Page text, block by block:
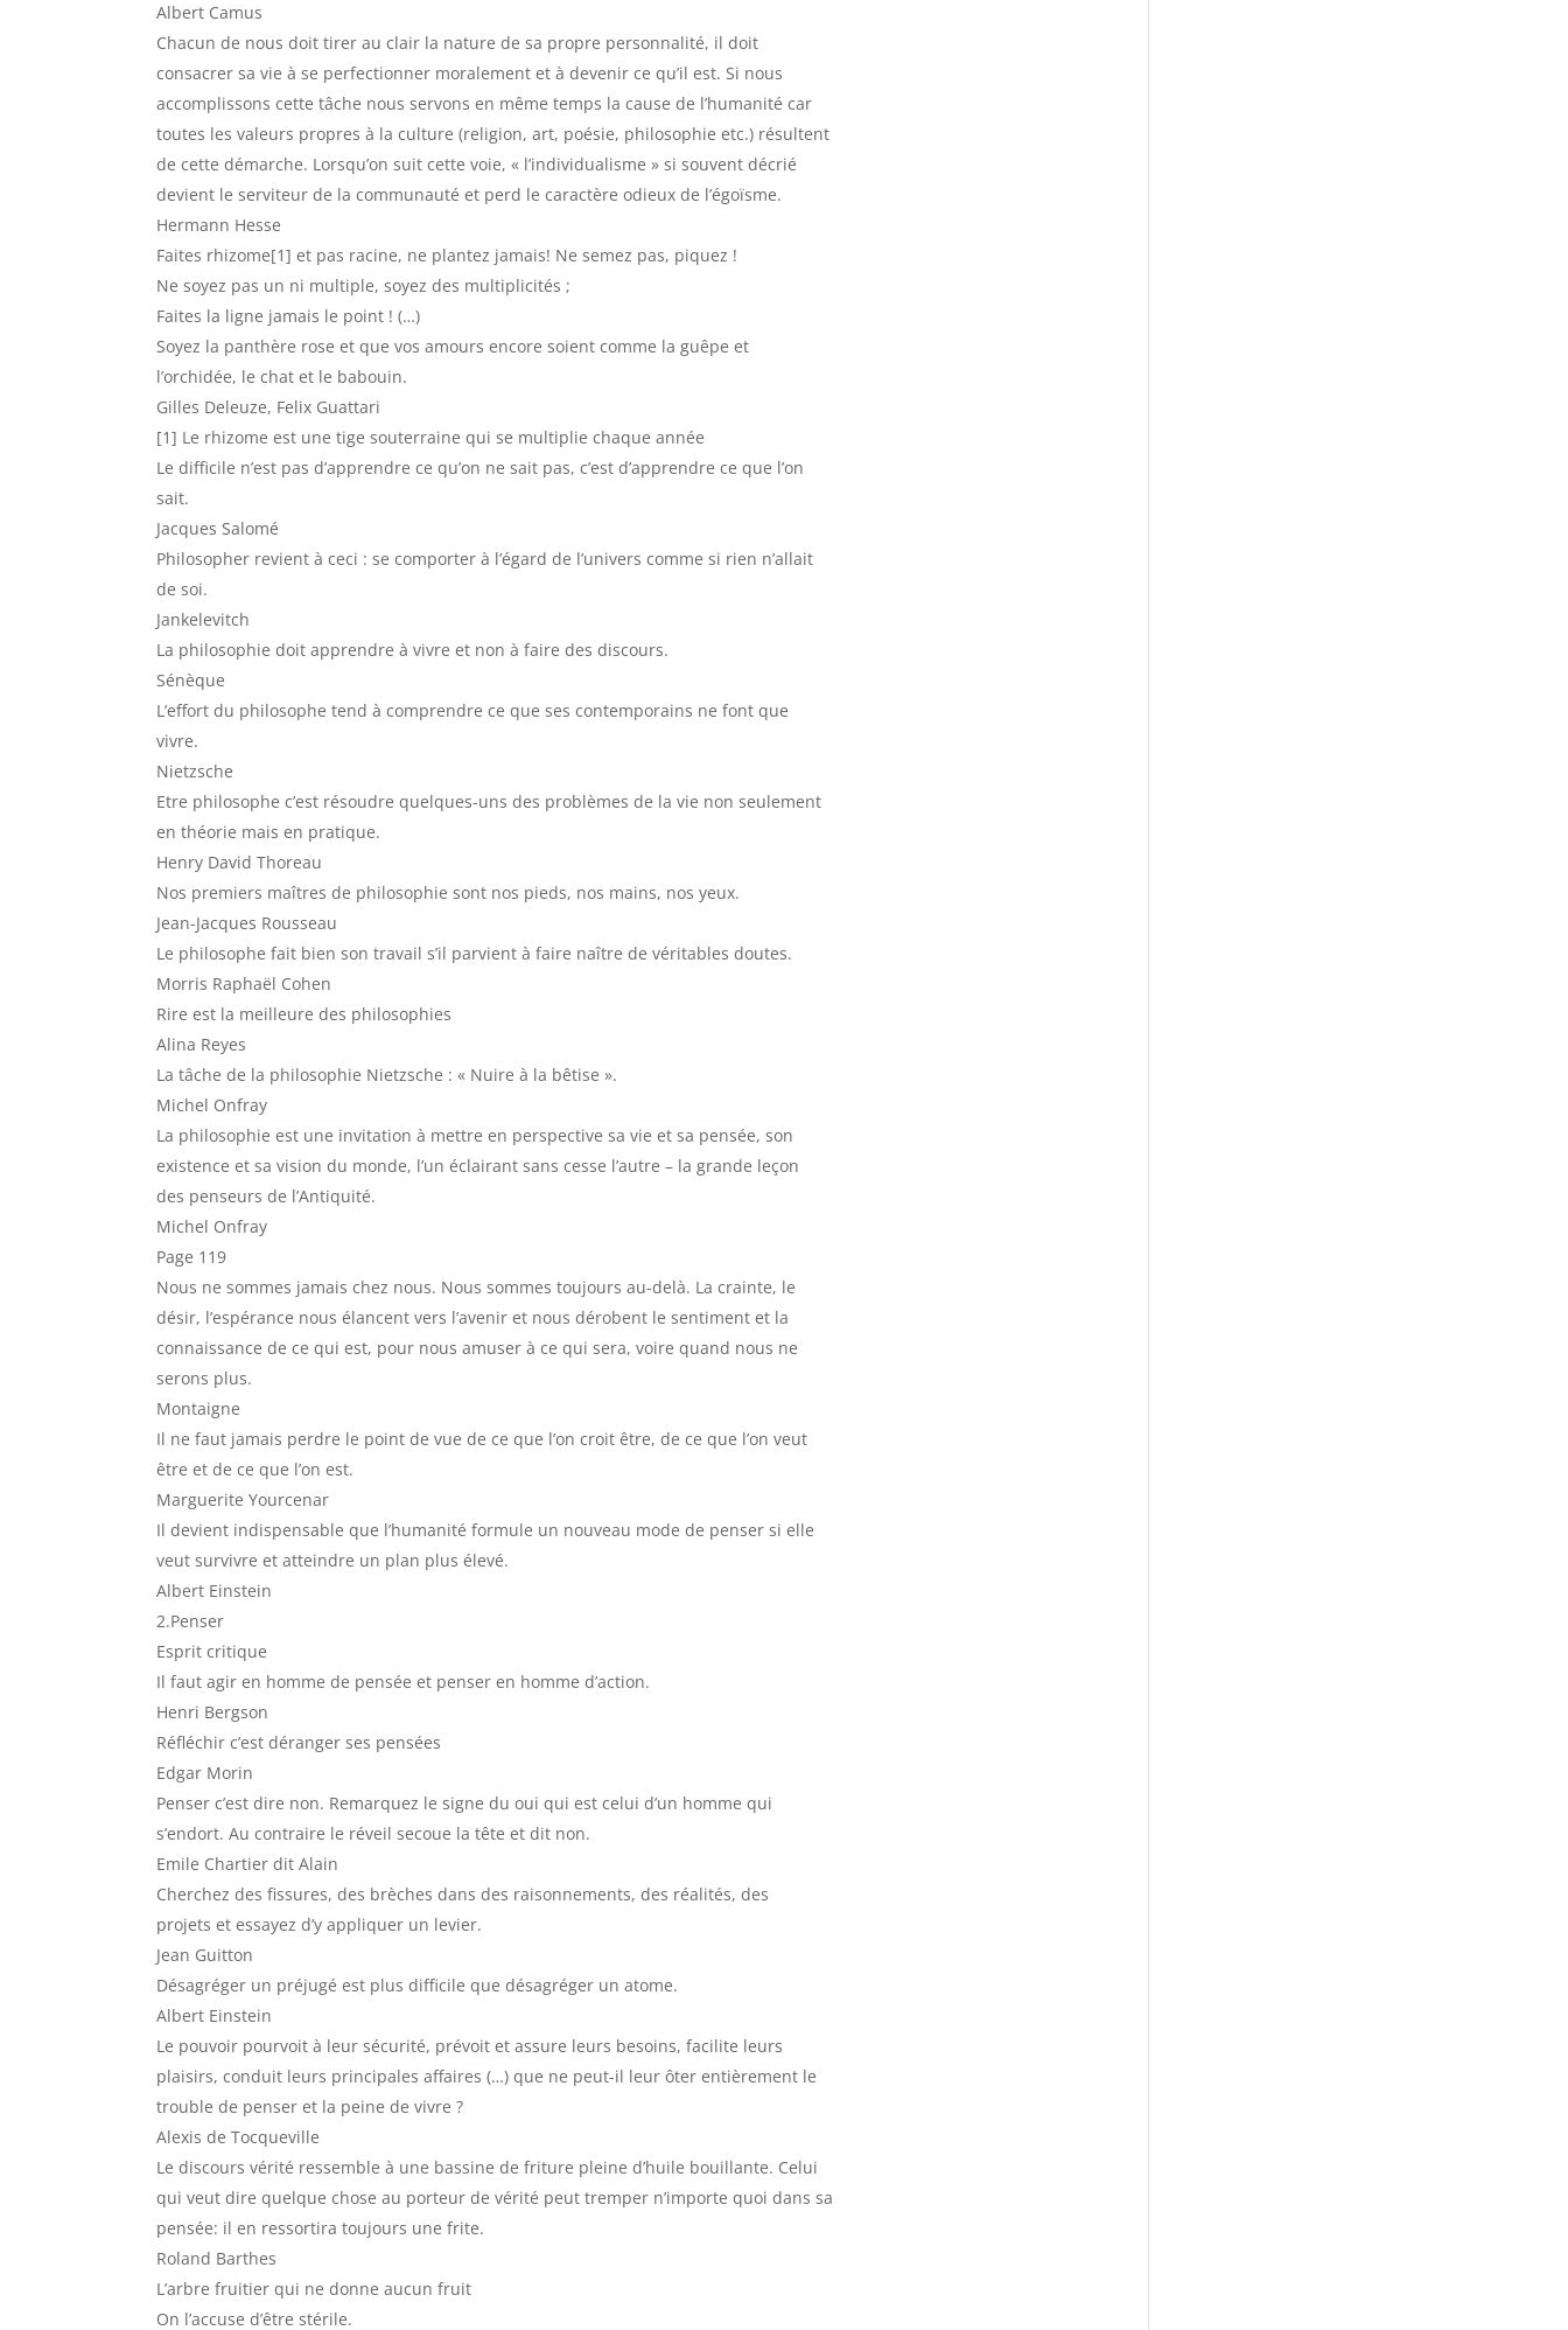
Albert Camus
Chacun de nous doit tirer au clair la nature de sa propre personnalité, il doit
consacrer sa vie à se perfectionner moralement et à devenir ce qu’il est. Si nous
accomplissons cette tâche nous servons en même temps la cause de l’humanité car
toutes les valeurs propres à la culture (religion, art, poésie, philosophie etc.) résultent
de cette démarche. Lorsqu’on suit cette voie, « l’individualisme » si souvent décrié
devient le serviteur de la communauté et perd le caractère odieux de l’égoïsme.
Hermann Hesse
Faites rhizome[1] et pas racine, ne plantez jamais! Ne semez pas, piquez !
Ne soyez pas un ni multiple, soyez des multiplicités ;
Faites la ligne jamais le point ! (…)
Soyez la panthère rose et que vos amours encore soient comme la guêpe et
l’orchidée, le chat et le babouin.
Gilles Deleuze, Felix Guattari
[1] Le rhizome est une tige souterraine qui se multiplie chaque année
Le difficile n’est pas d’apprendre ce qu’on ne sait pas, c’est d’apprendre ce que l’on
sait.
Jacques Salomé
Philosopher revient à ceci : se comporter à l’égard de l’univers comme si rien n’allait
de soi.
Jankelevitch
La philosophie doit apprendre à vivre et non à faire des discours.
Sénèque
L’effort du philosophe tend à comprendre ce que ses contemporains ne font que
vivre.
Nietzsche
Etre philosophe c’est résoudre quelques-uns des problèmes de la vie non seulement
en théorie mais en pratique.
Henry David Thoreau
Nos premiers maîtres de philosophie sont nos pieds, nos mains, nos yeux.
Jean-Jacques Rousseau
Le philosophe fait bien son travail s’il parvient à faire naître de véritables doutes.
Morris Raphaël Cohen
Rire est la meilleure des philosophies
Alina Reyes
La tâche de la philosophie Nietzsche : « Nuire à la bêtise ».
Michel Onfray
La philosophie est une invitation à mettre en perspective sa vie et sa pensée, son
existence et sa vision du monde, l’un éclairant sans cesse l’autre – la grande leçon
des penseurs de l’Antiquité.
Michel Onfray
Page 119
Nous ne sommes jamais chez nous. Nous sommes toujours au-delà. La crainte, le
désir, l’espérance nous élancent vers l’avenir et nous dérobent le sentiment et la
connaissance de ce qui est, pour nous amuser à ce qui sera, voire quand nous ne
serons plus.
Montaigne
Il ne faut jamais perdre le point de vue de ce que l’on croit être, de ce que l’on veut
être et de ce que l’on est.
Marguerite Yourcenar
Il devient indispensable que l’humanité formule un nouveau mode de penser si elle
veut survivre et atteindre un plan plus élevé.
Albert Einstein
2.Penser
Esprit critique
Il faut agir en homme de pensée et penser en homme d’action.
Henri Bergson
Réfléchir c’est déranger ses pensées
Edgar Morin
Penser c’est dire non. Remarquez le signe du oui qui est celui d’un homme qui
s’endort. Au contraire le réveil secoue la tête et dit non.
Emile Chartier dit Alain
Cherchez des fissures, des brèches dans des raisonnements, des réalités, des
projets et essayez d’y appliquer un levier.
Jean Guitton
Désagréger un préjugé est plus difficile que désagréger un atome.
Albert Einstein
Le pouvoir pourvoit à leur sécurité, prévoit et assure leurs besoins, facilite leurs
plaisirs, conduit leurs principales affaires (…) que ne peut-il leur ôter entièrement le
trouble de penser et la peine de vivre ?
Alexis de Tocqueville
Le discours vérité ressemble à une bassine de friture pleine d’huile bouillante. Celui
qui veut dire quelque chose au porteur de vérité peut tremper n’importe quoi dans sa
pensée: il en ressortira toujours une frite.
Roland Barthes
L’arbre fruitier qui ne donne aucun fruit
On l’accuse d’être stérile.